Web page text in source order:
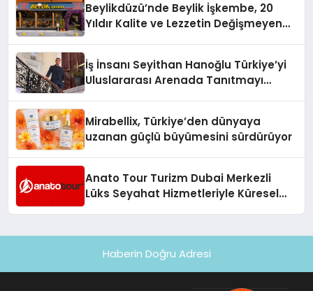
Hayata Geçirecek
Beylikdüzü’nde Beylik İşkembe, 20
Yıldır Kalite ve Lezzetin Değişmeyen
İş İnsanı Seyithan Hanoğlu Türkiye’yi
Uluslararası Arenada Tanıtmayı
Mirabellix, Türkiye’den dünyaya
uzanan güçlü büyümesini sürdürüyor
Anato Tour Turizm Dubai Merkezli
Lüks Seyahat Hizmetleriyle Küresel
Haberin Doğru Adresi